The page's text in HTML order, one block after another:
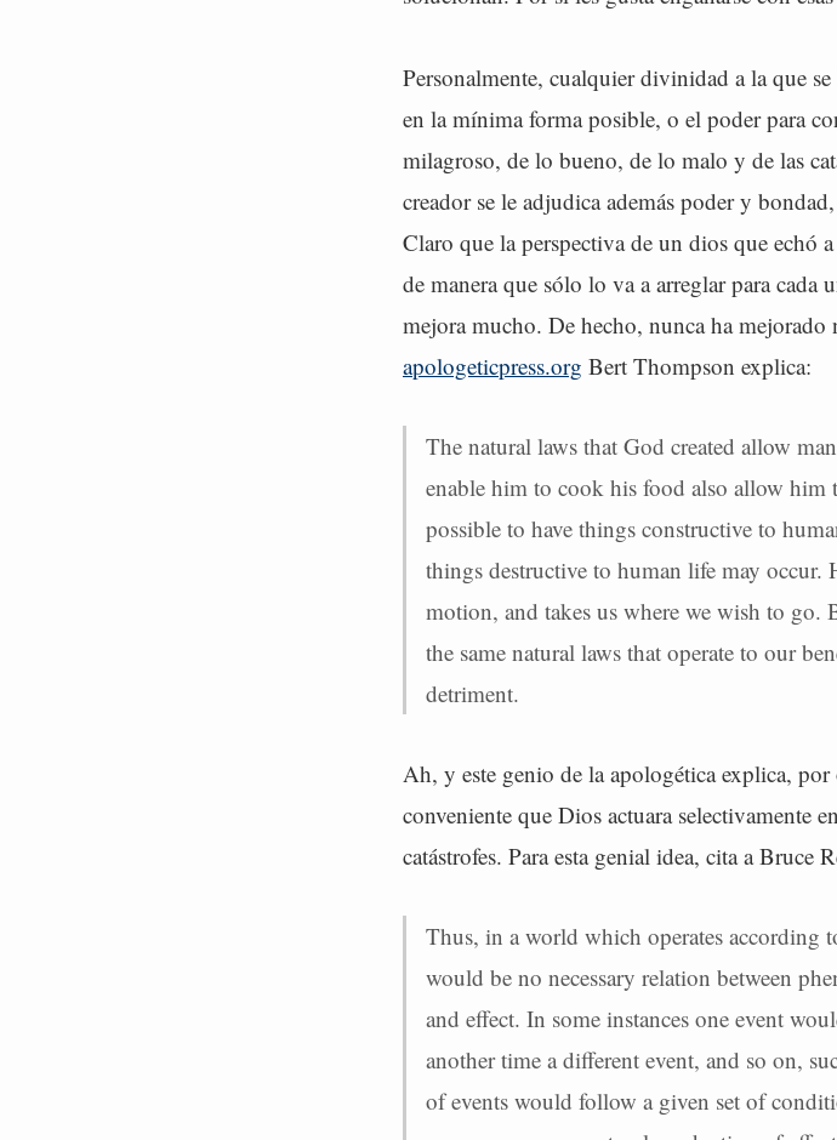
Personalmente, cualquier divinidad a la que
en la mínima forma posible, o el poder para
milagroso, de lo bueno, de lo malo y de las
creador se le adjudica además poder y
Claro que la perspectiva de un dios que echó
de manera que sólo lo va a arreglar para
mejora mucho. De hecho, nunca ha mejorado
apologeticpress.org Bert Thompson explica:
The natural laws that God created allow
enable him to cook his food also allow him
possible to have things constructive to
things destructive to human life may occur.
motion, and takes us where we wish to go.
the same natural laws that operate to our
detriment.
Ah, y este genio de la apologética explica,
conveniente que Dios actuara selectivamente
catástrofes. Para esta genial idea, cita a Bruce
Thus, in a world which operates according
would be no necessary relation between
and effect. In some instances one event
another time a different event, and so on,
of events would follow a given set of